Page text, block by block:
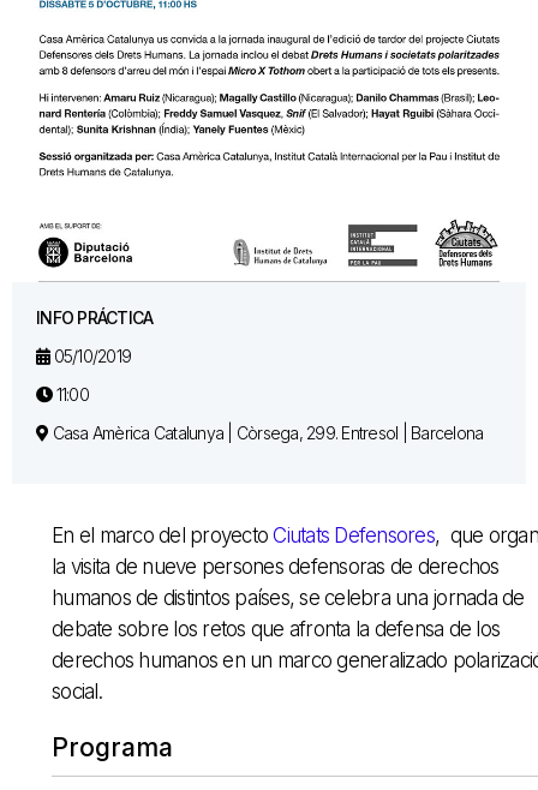
INFO PRÁCTICA
05/10/2019
11:00
Casa Amèrica Catalunya | Còrsega, 299. Entresol | Barcelona
En el marco del proyectoCiutats Defensores, que
la visita de nueve persones defensoras de derechos
humanos de distintos países, se celebra una jornada de
debate sobre los retos que afronta la defensa de los
derechos humanos en un marco generalizado
social.
Programa